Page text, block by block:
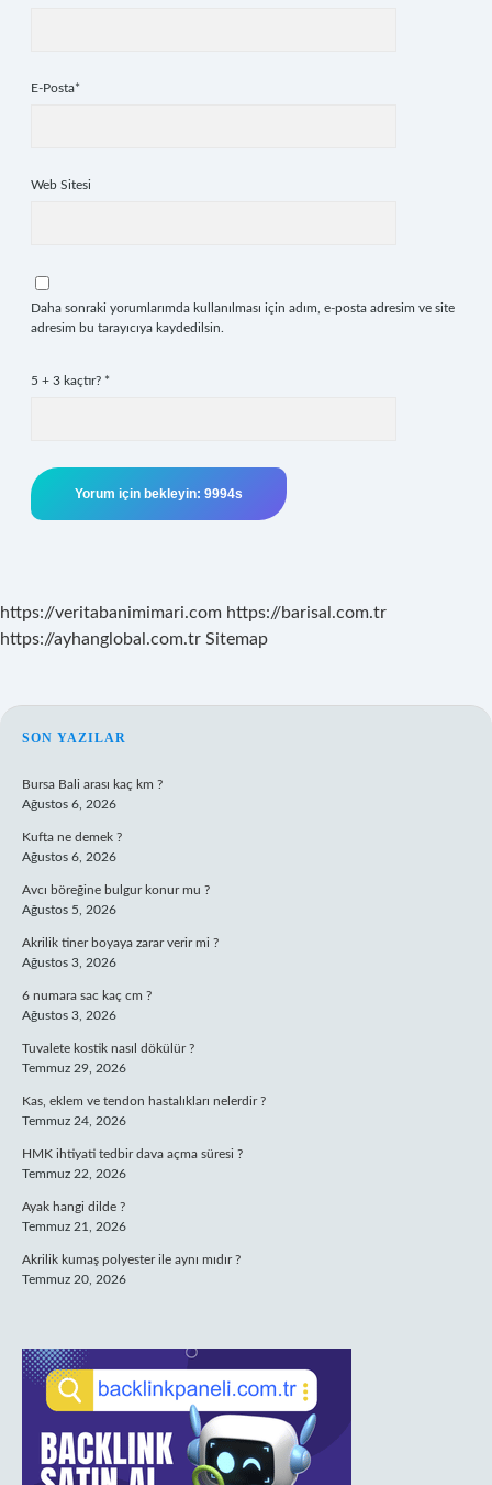
E-Posta*
Web Sitesi
Daha sonraki yorumlarımda kullanılması için adım, e-posta adresim ve site
adresim bu tarayıcıya kaydedilsin.
5 + 3 kaçtır? *
https://veritabanimimari.com https://barisal.com.tr
https://ayhanglobal.com.tr Sitemap
SIDEBAR
SON YAZILAR
Bursa Bali arası kaç km ?
Ağustos 6, 2026
Kufta ne demek ?
Ağustos 6, 2026
Avcı böreğine bulgur konur mu ?
Ağustos 5, 2026
Akrilik tiner boyaya zarar verir mi ?
Ağustos 3, 2026
6 numara sac kaç cm ?
Ağustos 3, 2026
Tuvalete kostik nasıl dökülür ?
Temmuz 29, 2026
Kas, eklem ve tendon hastalıkları nelerdir ?
Temmuz 24, 2026
HMK ihtiyati tedbir dava açma süresi ?
Temmuz 22, 2026
Ayak hangi dilde ?
Temmuz 21, 2026
Akrilik kumaş polyester ile aynı mıdır ?
Temmuz 20, 2026